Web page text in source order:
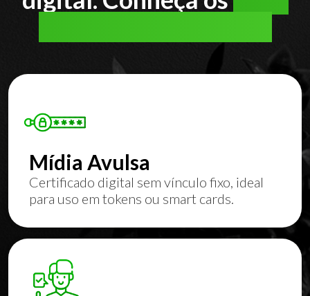
Mídia Avulsa
Certificado digital sem vínculo fixo, ideal
para uso em tokens ou smart cards.